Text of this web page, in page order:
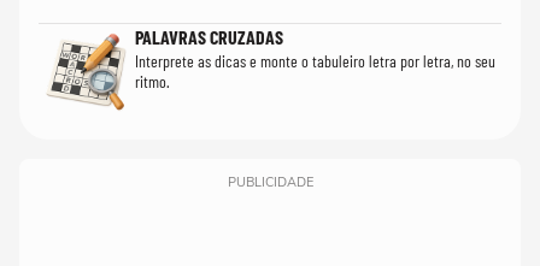
PALAVRAS CRUZADAS
Interprete as dicas e monte o tabuleiro letra por letra, no seu
ritmo.
PUBLICIDADE